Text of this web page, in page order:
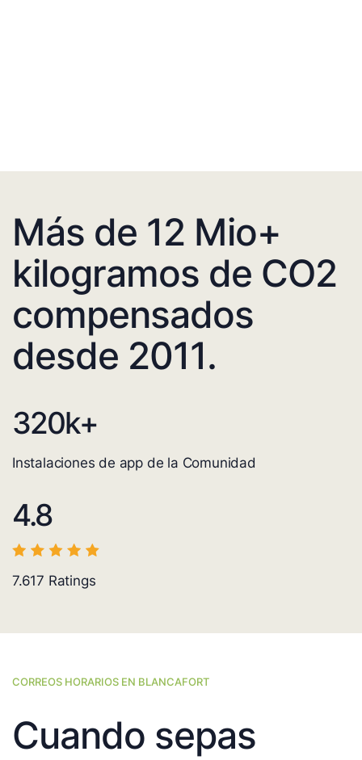
Más de 12 Mio+
kilogramos de CO2
compensados
desde 2011.
320k+
Instalaciones de app de la Comunidad
4.8
7.617 Ratings
CORREOS HORARIOS EN BLANCAFORT
Cuando sepas